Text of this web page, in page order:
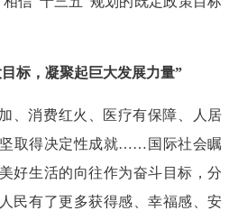
标，凝聚起巨大发展力量”
、消费红火、医疗有保障、人居
取得决定性成就……国际社会瞩
好生活的向往作为奋斗目标，分
民有了更多获得感、幸福感、安